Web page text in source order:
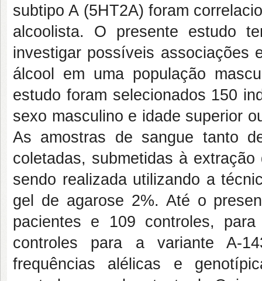
subtipo A (5HT2A) foram
alcoolista. O presente estudo
investigar possíveis associações
álcool em uma população
estudo foram selecionados 150
sexo masculino e idade superior
As amostras de sangue tanto
coletadas, submetidas à
sendo realizada utilizando a
gel de agarose 2%. Até o
pacientes e 109 controles,
controles para a variante A-
frequências alélicas e